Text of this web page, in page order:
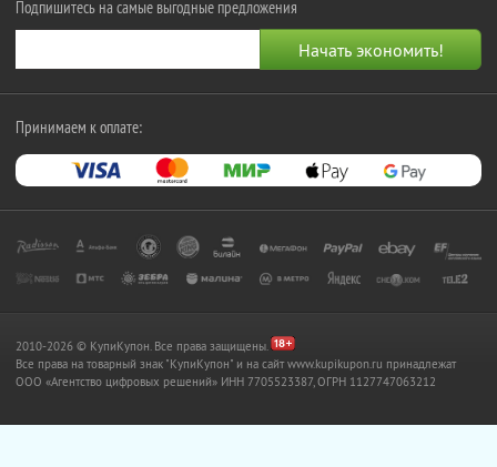
Подпишитесь на самые выгодные предложения
Принимаем к оплате:
2010-2026 © КупиКупон. Все права защищены.
Все права на товарный знак "КупиКупон" и на сайт www.kupikupon.ru принадлежат
OOO «Агентство цифровых решений» ИНН 7705523387, ОГРН 1127747063212